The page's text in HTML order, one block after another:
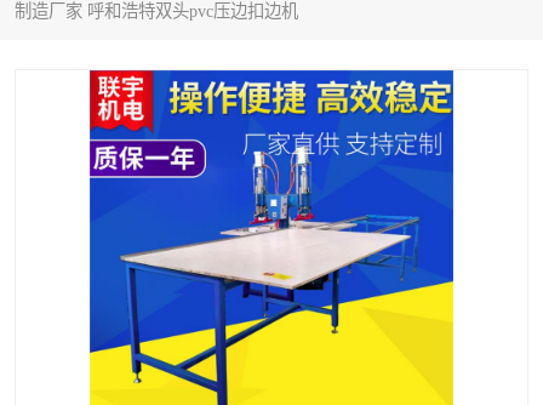
制造厂家 呼和浩特双头pvc压边扣边机
高频压花压标机 自动超声波打片成型机
泡壳包装封口机 海绵产品成型机